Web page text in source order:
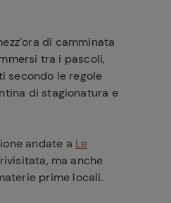
di camminata
tra i pascoli,
secondo le regole
di stagionatura e
andate a Le
ma anche
prime locali.